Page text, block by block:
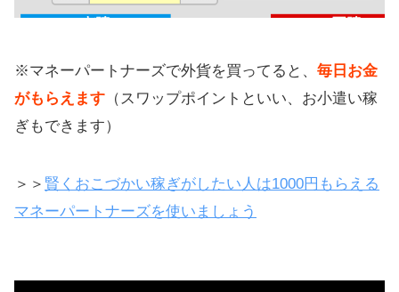
※マネーパートナーズで外貨を買ってると、 毎日お金
がもらえます （スワップポイントといい、お小遣い稼
ぎもできます）
＞＞ 賢くおこづかい稼ぎがしたい人は1000円もらえる
マネーパートナーズを使いましょう